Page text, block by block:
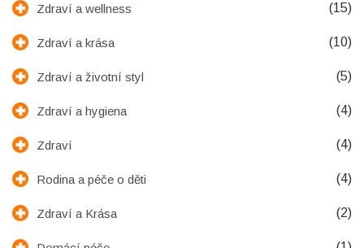
Zdraví a wellness (15)
Zdraví a krása (10)
Zdraví a životní styl (5)
Zdraví a hygiena (4)
Zdraví (4)
Rodina a péče o děti (4)
Zdraví a Krása (2)